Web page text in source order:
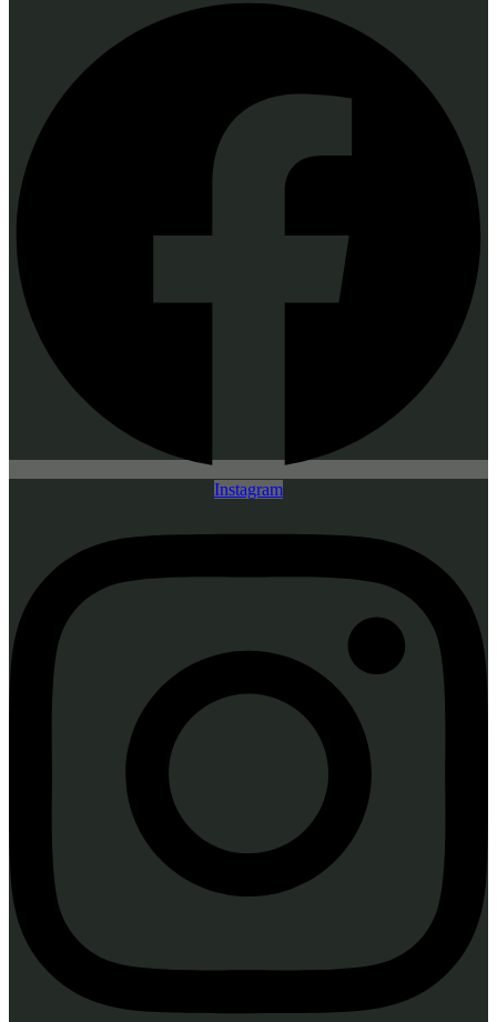
Instagram